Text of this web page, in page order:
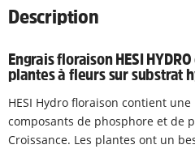
Description
Engrais floraison HESI
plantes à fleurs sur substrat
HESI Hydro floraison contient
composants de phosphore et de
Croissance. Les plantes ont un